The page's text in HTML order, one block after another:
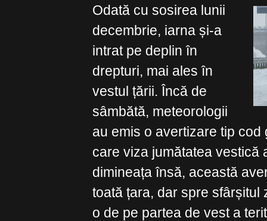
Odată cu sosirea lunii
decembrie, iarna și-a
intrat pe deplin în
drepturi, mai ales în
vestul țării. Încă de
sâmbătă, meteorologii
au emis o avertizare tip
care viza jumătatea vestică
dimineața însă, această
toată țara, dar spre sfârșitul
o de pe partea de vest a